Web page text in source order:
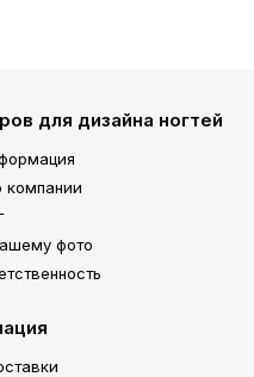
для дизайна ногтей
компании
фото